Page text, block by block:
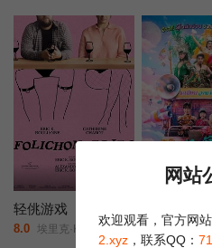
民。但是功夫不负有心人，在已
的蘑菇先生的帮助下，阿诺德和玛
离小镇，摆脱ACME的社会与经济
轻佻游戏
8.0 埃里克·K·布利安/凯瑟琳·沙博/Erin/Carter/Sarah/Chouinard-Poirier/娜塔莉·古帕尔/Rose-Anne/Déry/萨米尔·菲鲁兹/Carolanne/Foucher/艾甜·加罗伊/安布雷·贾布兰/Fayolle/Jean/Jr./Nicolas/Krief/Jacques/L'Heureux/ève/Landry/朱莉·勒布勒东/阿加莎·勒杜/Simone/Ledoux/索菲·勒图讷尔/弗罗伦斯·布莱恩/Antonin/Mousseau-Rivard/ 5.0 阿丽莎拉·翁差丽/
网站
欢迎观看，官方网站
2.xyz ，联系QQ：